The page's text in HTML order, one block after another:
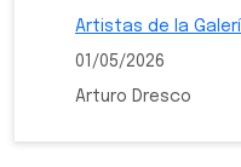
Artistas de la
01/05/2026
Arturo Dresco